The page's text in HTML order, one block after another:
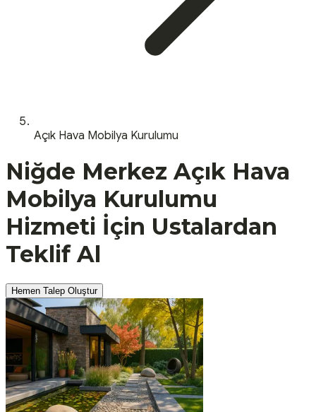
Açık Hava Mobilya Kurulumu
Niğde Merkez Açık Hava
Mobilya Kurulumu
Hizmeti İçin Ustalardan
Teklif Al
Hemen Talep Oluştur